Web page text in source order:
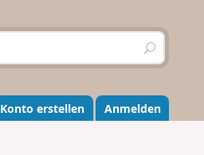
S
u
h
e
n
Konto erstellen Anmelden